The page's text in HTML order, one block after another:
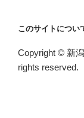
このサイトについ
Copyright © 新
rights reserved.